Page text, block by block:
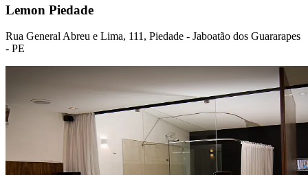
Lemon Piedade
Rua General Abreu e Lima, 111, Piedade - Jaboatão dos Guararapes
- PE